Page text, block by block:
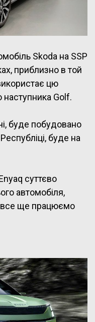
Skoda на SSP
приблизно в той
цю
наступника Golf.
буде побудовано
буде на
суттєво
автомобіля,
все ще працюємо